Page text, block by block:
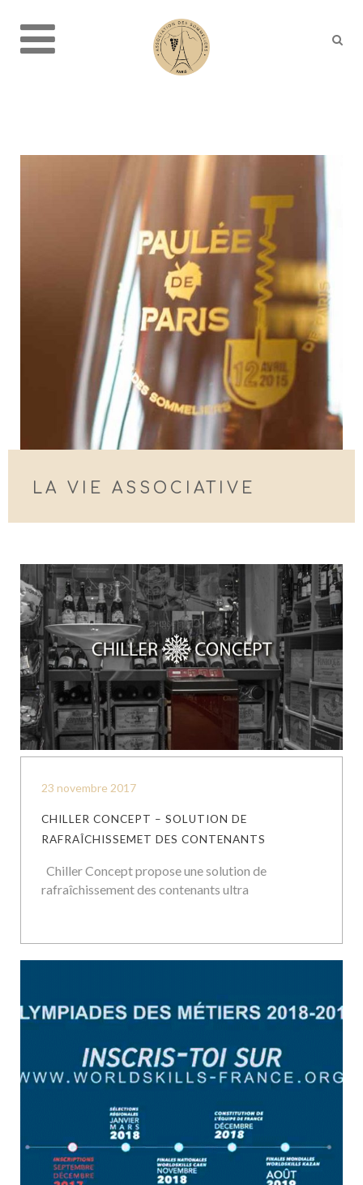
LA VIE ASSOCIATIVE
23 novembre 2017
CHILLER CONCEPT – SOLUTION DE
RAFRAÎCHISSEMET DES CONTENANTS
Chiller Concept propose une solution de
rafraîchissement des contenants ultra